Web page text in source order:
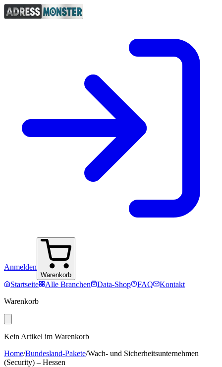
Anmelden
Warenkorb
Startseite Alle Branchen Data-Shop FAQ
Kontakt
Warenkorb
Kein Artikel im Warenkorb
Home/Bundesland-Pakete/Wach- und Sicherheitsunternehmen
(Security) – Hessen